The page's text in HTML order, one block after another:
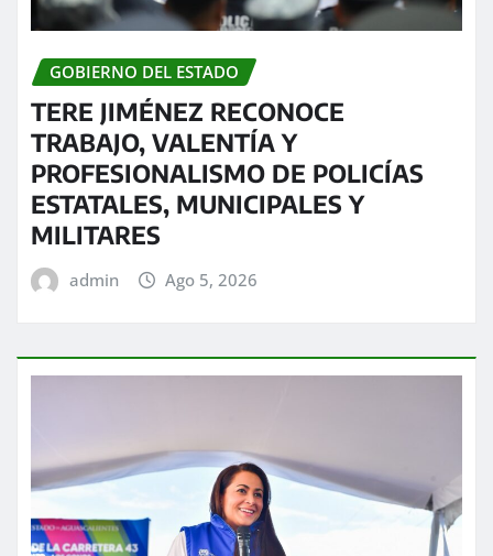
GOBIERNO DEL ESTADO
TERE JIMÉNEZ RECONOCE
TRABAJO, VALENTÍA Y
PROFESIONALISMO DE POLICÍAS
ESTATALES, MUNICIPALES Y
MILITARES
admin Ago 5, 2026